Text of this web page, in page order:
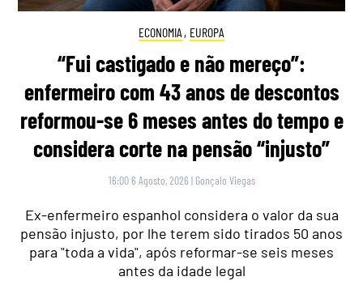
ECONOMIA , EUROPA
“Fui castigado e não mereço”:
enfermeiro com 43 anos de descontos
reformou-se 6 meses antes do tempo e
considera corte na pensão “injusto”
16:00 6 Agosto, 2026 | Gonçalo Viegas
Ex-enfermeiro espanhol considera o valor da sua
pensão injusto, por lhe terem sido tirados 50 anos
para "toda a vida", após reformar-se seis meses
antes da idade legal